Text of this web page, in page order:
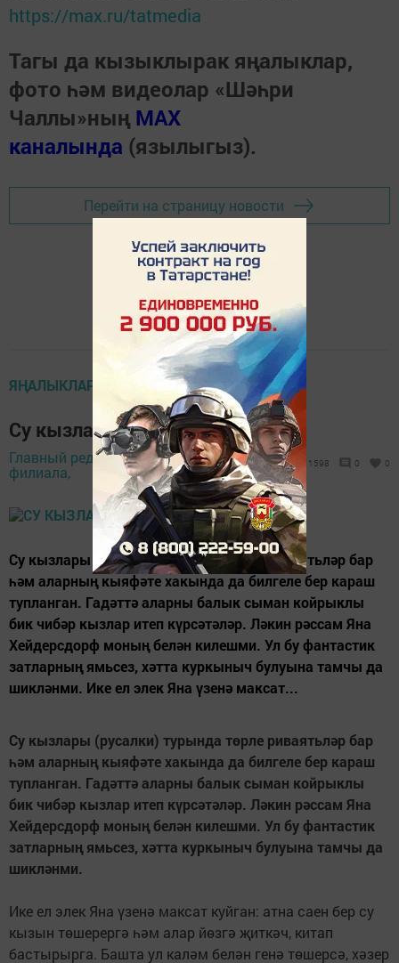
https://max.ru/tatmedia
Тагы да кызыклырак яңалыклар,
фото һәм видеолар «Шәһри
Чаллы»ның MAX
каналында (язылыгыз).
Перейти на страницу новости
ЯҢАЛЫКЛАР ТАСМАСЫ
Су кызлары матур түгел, ди...
Главный редактор
филиала,
1 февраль 2018 -
06:15
1598 0 0
Су кызлары (русалки) турында төрле риваятьләр бар
һәм аларның кыяфәте хакында да билгеле бер караш
тупланган. Гадәттә аларны балык сыман койрыклы
бик чибәр кызлар итеп күрсәтәләр. Ләкин рәссам Яна
Хейдерсдорф моның белән килешми. Ул бу фантастик
затларның ямьсез, хәтта куркыныч булуына тамчы да
шикләнми. Ике ел элек Яна үзенә максат...
Су кызлары (русалки) турында төрле риваятьләр бар
һәм аларның кыяфәте хакында да билгеле бер караш
тупланган. Гадәттә аларны балык сыман койрыклы
бик чибәр кызлар итеп күрсәтәләр. Ләкин рәссам Яна
Хейдерсдорф моның белән килешми. Ул бу фантастик
затларның ямьсез, хәтта куркыныч булуына тамчы да
шикләнми.
Ике ел элек Яна үзенә максат куйган: атна саен бер су
кызын төшерергә һәм алар йөзгә җиткәч, китап
бастырырга. Башта ул каләм белән генә төшерсә, хәзер